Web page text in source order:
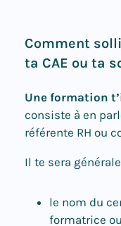
Comment
ta CAE ou ta
Une formation
consiste à en
référente RH ou
Il te sera
le nom du
formatrice